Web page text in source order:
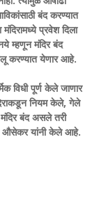
बंद करण्यात
प्रवेश दिला
म्हणून मंदिर बंद
करण्यात येणार आहे.
विधी पूर्ण केले जाणार
नियम केले, गेले
बंद असले तरी
औसेकर यांनी केले आहे.